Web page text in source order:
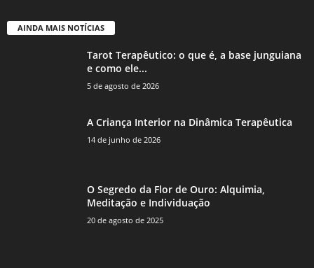
AINDA MAIS NOTÍCIAS
Tarot Terapêutico: o que é, a base junguiana
e como ele...
5 de agosto de 2026
A Criança Interior na Dinâmica Terapêutica
14 de junho de 2026
O Segredo da Flor de Ouro: Alquimia,
Meditação e Individuação
20 de agosto de 2025